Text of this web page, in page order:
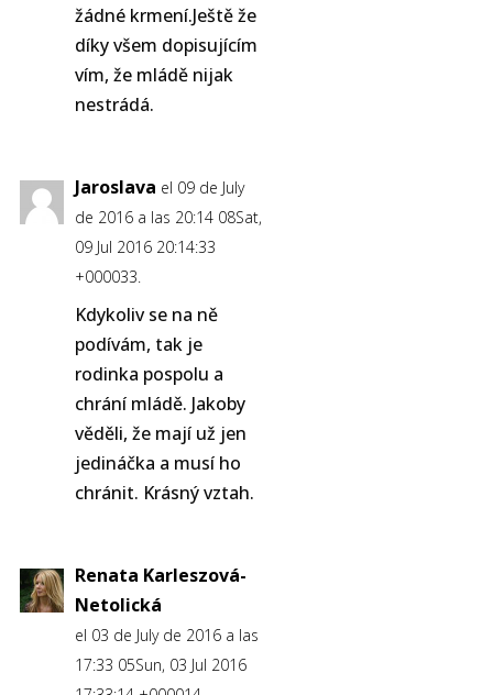
žádné krmení.Ještě že
díky všem dopisujícím
vím, že mládě nijak
nestrádá.
Jaroslava el 09 de July
de 2016 a las 20:14 08Sat,
09 Jul 2016 20:14:33
+000033.
Kdykoliv se na ně
podívám, tak je
rodinka pospolu a
chrání mládě. Jakoby
věděli, že mají už jen
jedináčka a musí ho
chránit. Krásný vztah.
Renata Karleszová-
Netolická
el 03 de July de 2016 a las
17:33 05Sun, 03 Jul 2016